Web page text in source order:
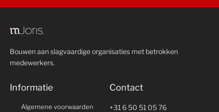
Bouwen aan slagvaardige organisaties met betrokken
medewerkers.
Informatie
Algemene voorwaarden
Contact
+31 6 50 51 05 76